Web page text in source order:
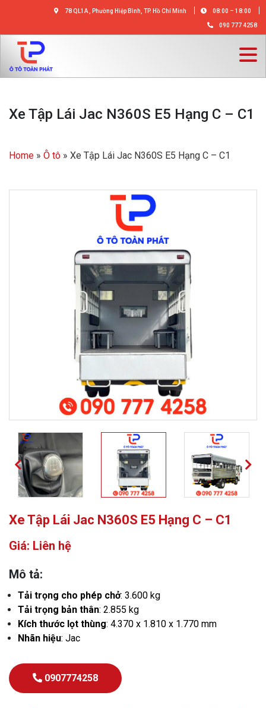
78 QL1A , Phường Hiệp Bình, TP. Hồ Chí Minh 08:00 – 18:00
090 777 4258
Xe Tập Lái Jac N360S E5 Hạng C – C1
Home » Ô tô » Xe Tập Lái Jac N360S E5 Hạng C – C1
Xe Tập Lái Jac N360S E5 Hạng C – C1
Giá: Liên hệ
Mô tả:
Tải trọng cho phép chở: 3.600 kg
Tải trọng bản thân: 2.855 kg
Kích thước lọt thùng: 4.370 x 1.810 x 1.770 mm
Nhãn hiệu: Jac
0907774258